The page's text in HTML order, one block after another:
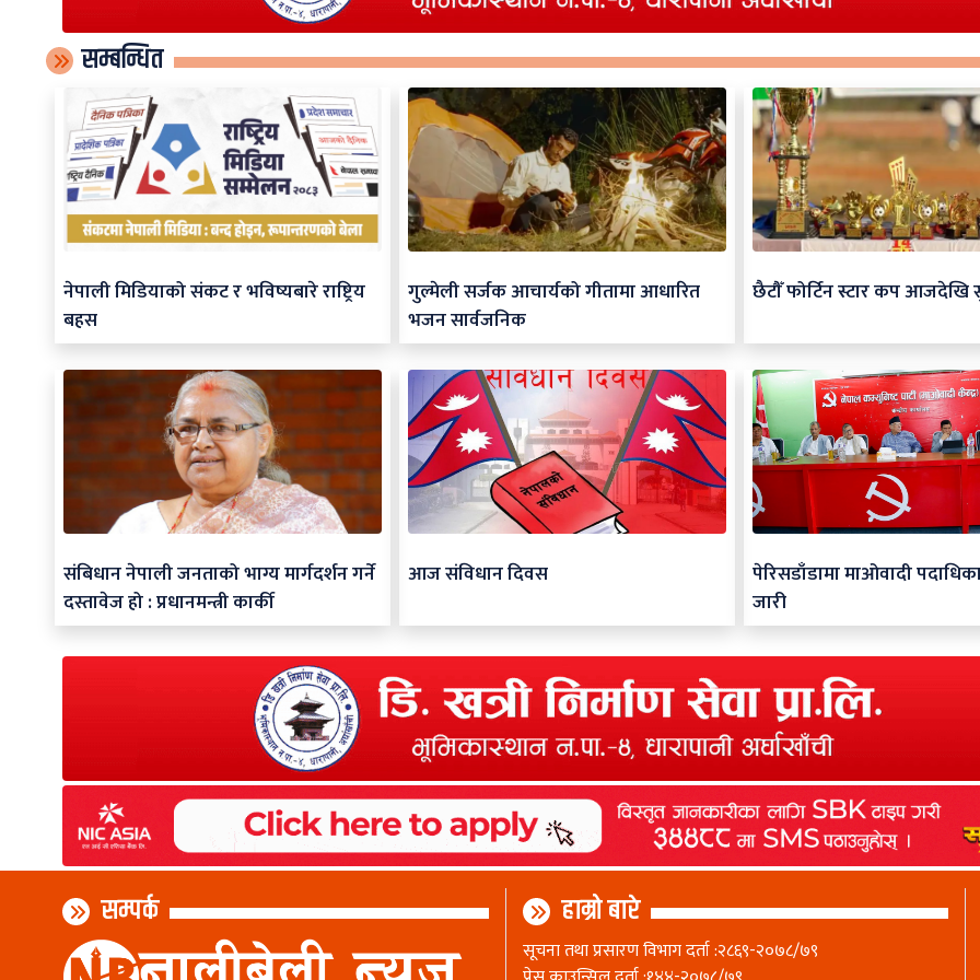
सम्बन्धित
नेपाली मिडियाको संकट र भविष्यबारे राष्ट्रिय
बहस
गुल्मेली सर्जक आचार्यको गीतामा आधारित
भजन सार्वजनिक
छैटौँ फोर्टिन स्टार कप
संबिधान नेपाली जनताको भाग्य मार्गदर्शन गर्ने
दस्तावेज हो : प्रधानमन्त्री कार्की
आज संविधान दिवस
पेरिसडाँडामा माओवादी
जारी
सम्पर्क हाम्रो बारे
सूचना तथा प्रसारण विभाग दर्ता :२८६९-२०७८/७९